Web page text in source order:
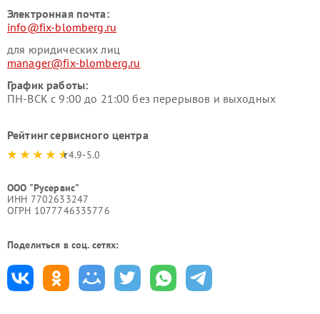
Электронная почта:
info@fix-blomberg.ru
для юридических лиц
manager@fix-blomberg.ru
График работы:
ПН-ВСК с 9:00 до 21:00 без перерывов и выходных
Рейтинг сервисного центра
4.9-5.0
ООО "Русервис"
ИНН 7702633247
ОГРН 1077746335776
Поделиться в соц. сетях: